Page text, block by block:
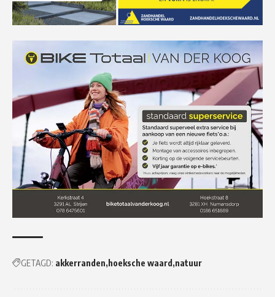
GETAGD: akkerranden hoeksche waard natuur